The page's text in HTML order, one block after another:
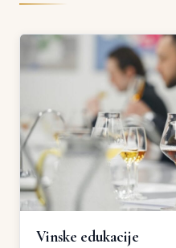
Vinske edukacije